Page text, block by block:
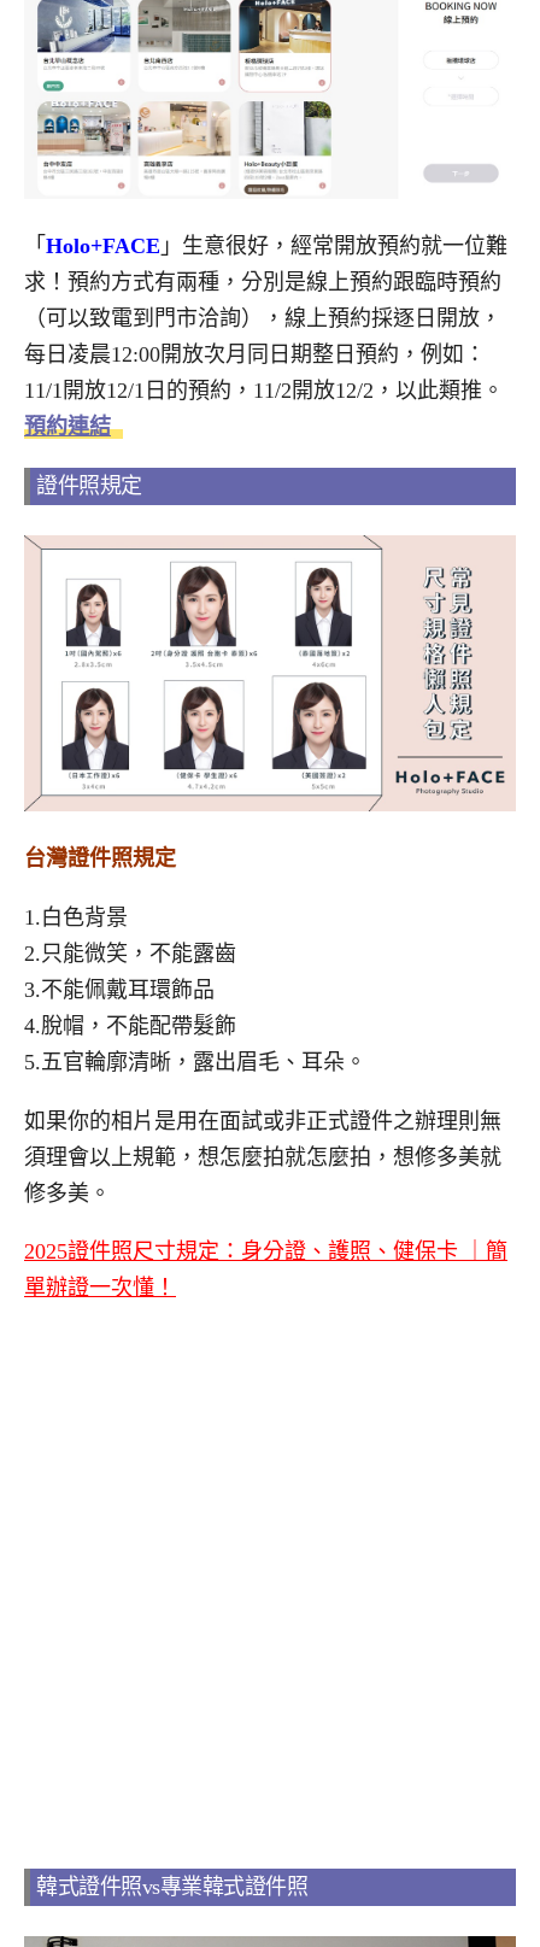
「 Holo+FACE 」 生意很好，經常開放預約就一位難
求！ 預約方式有兩種，分別是線上預約跟臨時預約
（可以致電到門市洽詢），線上預約採逐日開放，
每日凌晨12:00開放次月同日期整日預約，例如：
11/1開放12/1日的預約，11/2開放12/2，以此類推。
預約連結
證件照規定
台灣證件照規定
1.白色背景
2.只能微笑，不能露齒
3.不能佩戴耳環飾品
4.脫帽，不能配帶髮飾
5.五官輪廓清晰，露出眉毛、耳朵。
如果你的相片是用在面試或非正式證件之辦理則無
須理會以上規範，想怎麼拍就怎麼拍，想修多美就
修多美。
2025證件照尺寸規定：身分證、護照、健保卡 ｜簡
單辦證一次懂！
韓式證件照vs專業韓式證件照